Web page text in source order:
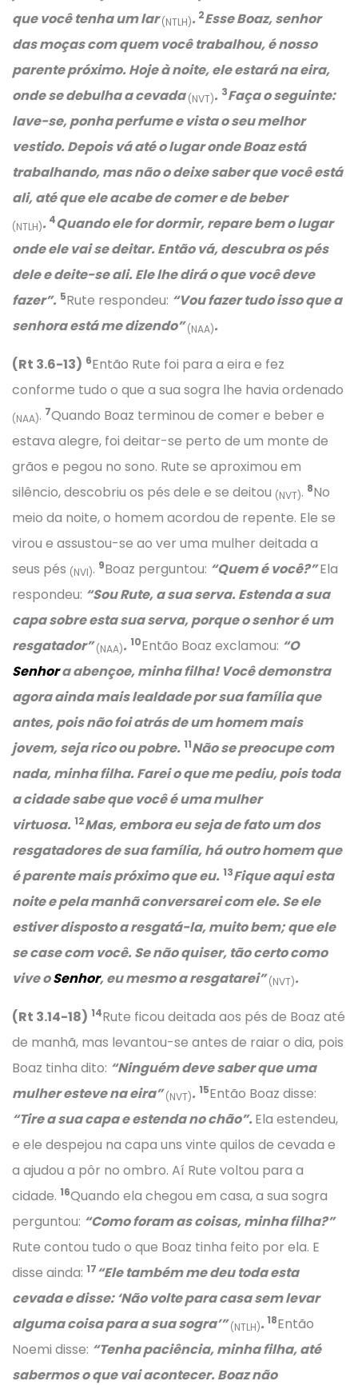
que você tenha um lar(NTLH). 2Esse Boaz, senhor
das moças com quem você trabalhou, é nosso
parente próximo. Hoje à noite, ele estará na eira,
onde se debulha a cevada(NVT). 3Faça o seguinte:
lave-se, ponha perfume e vista o seu melhor
vestido. Depois vá até o lugar onde Boaz está
trabalhando, mas não o deixe saber que você está
ali, até que ele acabe de comer e de beber
(NTLH). 4Quando ele for dormir, repare bem o lugar
onde ele vai se deitar. Então vá, descubra os pés
dele e deite-se ali. Ele lhe dirá o que você deve
fazer”. 5Rute respondeu: “Vou fazer tudo isso que a
senhora está me dizendo”(NAA).
(Rt 3.6-13) 6Então Rute foi para a eira e fez
conforme tudo o que a sua sogra lhe havia ordenado
(NAA). 7Quando Boaz terminou de comer e beber e
estava alegre, foi deitar-se perto de um monte de
grãos e pegou no sono. Rute se aproximou em
silêncio, descobriu os pés dele e se deitou (NVT). 8No
meio da noite, o homem acordou de repente. Ele se
virou e assustou-se ao ver uma mulher deitada a
seus pés (NVI). 9Boaz perguntou: “Quem é você?”Ela
respondeu: “Sou Rute, a sua serva. Estenda a sua
capa sobre esta sua serva, porque o senhor é um
resgatador”(NAA). 10Então Boaz exclamou: “O
Senhora abençoe, minha filha! Você demonstra
agora ainda mais lealdade por sua família que
antes, pois não foi atrás de um homem mais
jovem, seja rico ou pobre. 11Não se preocupe com
nada, minha filha. Farei o que me pediu, pois toda
a cidade sabe que você é uma mulher
virtuosa. 12Mas, embora eu seja de fato um dos
resgatadores de sua família, há outro homem que
é parente mais próximo que eu. 13Fique aqui esta
noite e pela manhã conversarei com ele. Se ele
estiver disposto a resgatá-la, muito bem; que ele
se case com você. Se não quiser, tão certo como
vive oSenhor, eu mesmo a resgatarei”(NVT).
(Rt 3.14-18) 14Rute ficou deitada aos pés de Boaz até
de manhã, mas levantou-se antes de raiar o dia, pois
Boaz tinha dito: “Ninguém deve saber que uma
mulher esteve na eira”(NVT). 15Então Boaz disse:
“Tire a sua capa e estenda no chão”.Ela estendeu,
e ele despejou na capa uns vinte quilos de cevada e
a ajudou a pôr no ombro. Aí Rute voltou para a
cidade. 16Quando ela chegou em casa, a sua sogra
perguntou: “Como foram as coisas, minha filha?”
Rute contou tudo o que Boaz tinha feito por ela. E
disse ainda: 17“Ele também me deu toda esta
cevada e disse:‘Não volte para casa sem levar
alguma coisa para a sua sogra’”(NTLH).18Então
Noemi disse: “Tenha paciência, minha filha, até
sabermos o que vai acontecer. Boaz não